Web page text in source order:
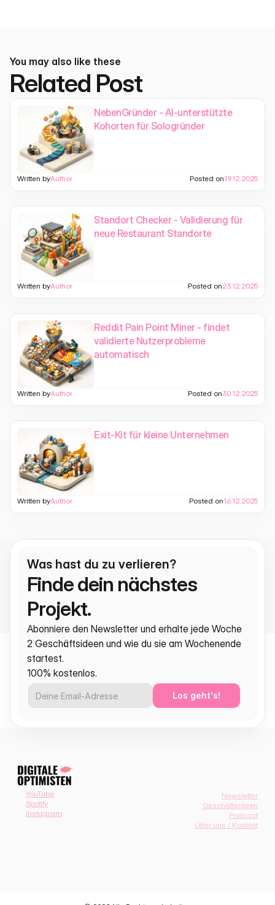
You may also like these
Related Post
NebenGründer - AI-unterstützte
Kohorten für Sologründer
Written byAuthor Posted on19.12.2025
Standort Checker - Validierung für
neue Restaurant Standorte
Written byAuthor Posted on23.12.2025
Reddit Pain Point Miner - findet
validierte Nutzerprobleme
automatisch
Written byAuthor Posted on30.12.2025
Exit-Kit für kleine Unternehmen
Written byAuthor Posted on16.12.2025
Was hast du zu verlieren?
Finde dein nächstes
Projekt.
Abonniere den Newsletter und erhalte jede Woche
2 Geschäftsideen und wie du sie am Wochenende
startest.
100% kostenlos.
Los geht's!
YouTube
Spotify
Instagram
Newsletter
Geschäftsideen
Podcast
Über uns / Kontakt